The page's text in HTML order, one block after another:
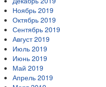
Ноябрь 2019
Октябрь 2019
Сентябрь 2019
Август 2019
Июль 2019
Июнь 2019
Май 2019
Апрель 2019